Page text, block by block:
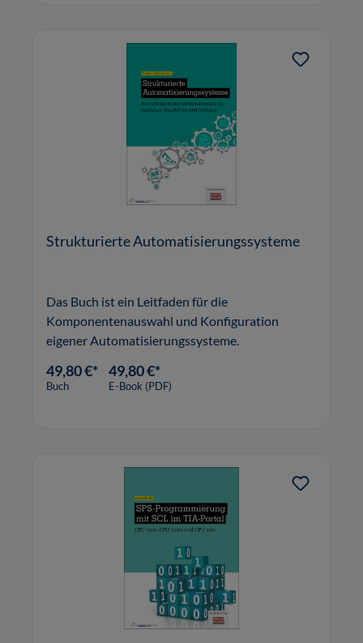
Strukturierte Automatisierungssysteme
Das Buch ist ein Leitfaden für die
Komponentenauswahl und Konfiguration
eigener Automatisierungssysteme.
49,80 €*
Buch
49,80 €*
E-Book (PDF)